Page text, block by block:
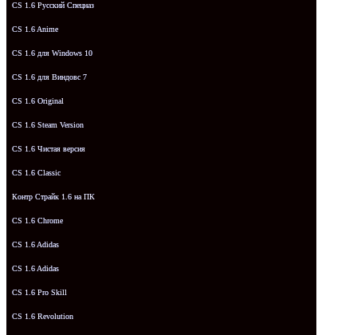
CS 1.6 Русский Спецназ
CS 1.6 Anime
CS 1.6 для Windows 10
CS 1.6 для Виндовс 7
CS 1.6 Original
CS 1.6 Steam Version
CS 1.6 Чистая версия
CS 1.6 Classic
Контр Страйк 1.6 на ПК
CS 1.6 Chrome
CS 1.6 Adidas
CS 1.6 Adidas
CS 1.6 Pro Skill
CS 1.6 Revolution